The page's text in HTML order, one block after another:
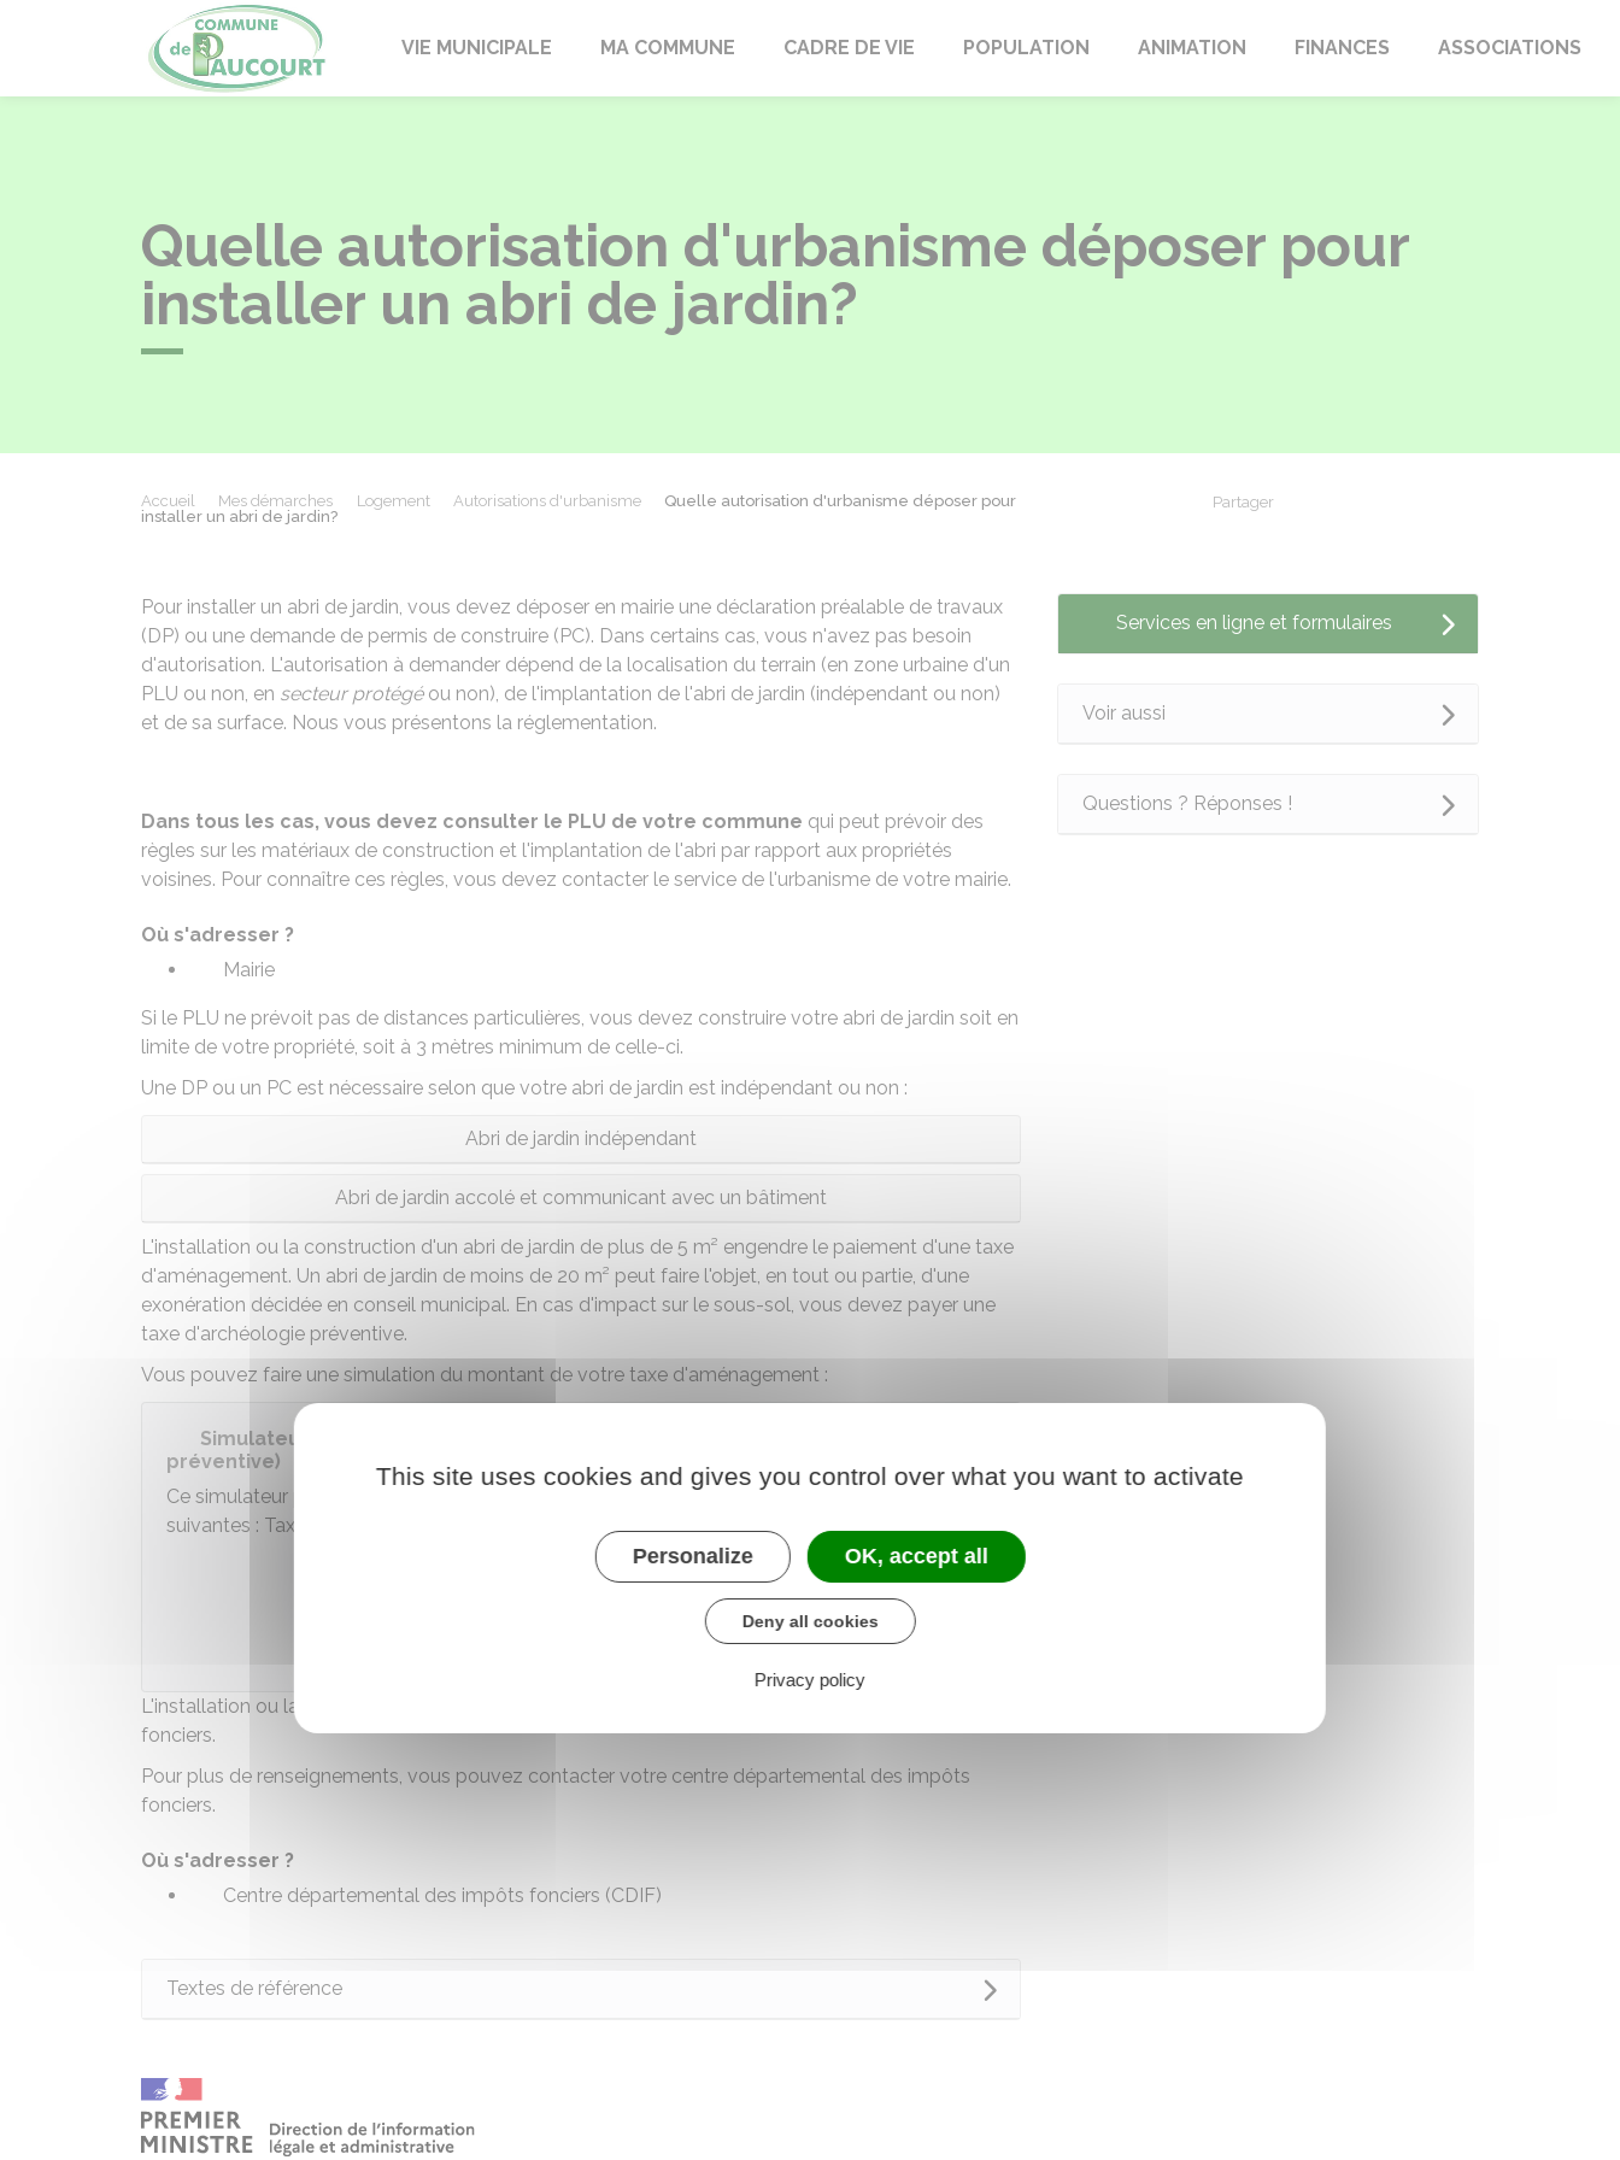
PaucourtVIE MUNICIPALE MA COMMUNE CADRE DE VIE POPULATION ANIMATION FINANCES ASSOCIATIONS
Quelle autorisation d'urbanisme déposer pour
installer un abri de jardin?
Accueil Mes démarches Logement Autorisations d'urbanisme
Quelle autorisation d'urbanisme déposer pour
installer un abri de jardin?
Partager
Pour installer un abri de jardin, vous devez déposer en mairie une déclaration préalable de travaux
(DP) ou une demande de permis de construire (PC). Dans certains cas, vous n'avez pas besoin
d'autorisation. L'autorisation à demander dépend de la localisation du terrain (en zone urbaine d'un
PLU ou non, en secteur protégéou non), de l'implantation de l'abri de jardin (indépendant ou non)
et de sa surface. Nous vous présentons la réglementation.
Dans tous les cas, vous devez consulter le PLU de votre commune qui peut prévoir des
règles sur les matériaux de construction et l'implantation de l'abri par rapport aux propriétés
voisines. Pour connaître ces règles, vous devez contacter le service de l'urbanisme de votre mairie.
Où s'adresser ?
Mairie
Si le PLU ne prévoit pas de distances particulières, vous devez construire votre abri de jardin soit en
limite de votre propriété, soit à 3 mètres minimum de celle-ci.
Une DP ou un PC est nécessaire selon que votre abri de jardin est indépendant ou non :
Abri de jardin indépendant
Abri de jardin accolé et communicant avec un bâtiment
L'installation ou la construction d'un abri de jardin de plus de 5 m² engendre le paiement d'une taxe
d'aménagement. Un abri de jardin de moins de 20 m² peut faire l'objet, en tout ou partie, d'une
exonération décidée en conseil municipal. En cas d'impact sur le sous-sol, vous devez payer une
taxe d'archéologie préventive.
Vous pouvez faire une simulation du montant de votre taxe d'aménagement :
Simulateur de taxes d'urbanisme (taxe d’aménagement et taxe d’archéologie
préventive)
Ce simulateur permet de calculer à titre indicatif les montants des taxes d'urbanisme
suivantes : Taxe d'aménagement et Taxe d'archéologie préventive.
L'installation ou la construction d'un abri de jardin peut aussi avoir une incidence sur vos impôts
fonciers.
Pour plus de renseignements, vous pouvez contacter votre centre départemental des impôts
fonciers.
Où s'adresser ?
Centre départemental des impôts fonciers (CDIF)
Textes de référence
Services en ligne et formulaires
Voir aussi
Questions ? Réponses !
This site uses cookies and gives you control over what you want to activate
Personalize OK, accept all
Deny all cookies
Privacy policy